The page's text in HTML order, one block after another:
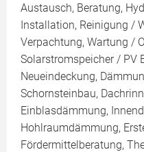
Austausch, Beratung,
Installation, Reinigung /
Verpachtung, Wartung /
Solarstromspeicher / PV
Neueindeckung,
Schornsteinbau,
Einblasdämmung,
Hohlraumdämmung,
Fördermittelberatung,